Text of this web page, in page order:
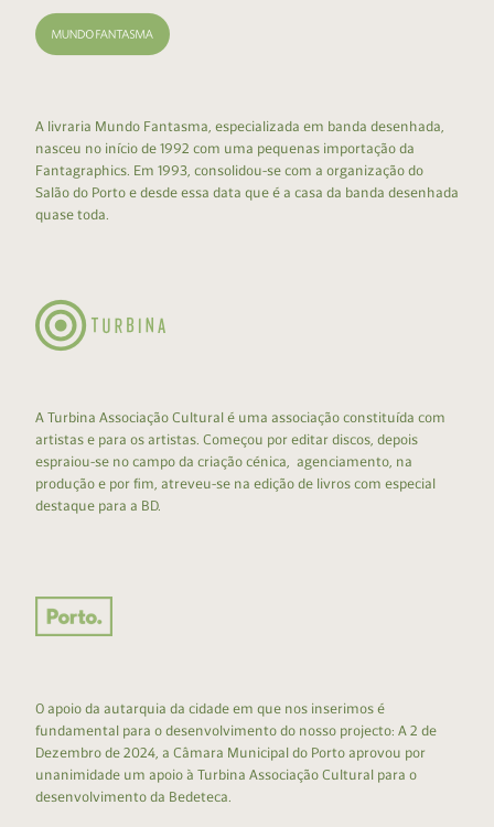
A livraria Mundo Fantasma, especializada em banda desenhada,
nasceu no início de 1992 com uma pequenas importação da
Fantagraphics. Em 1993, consolidou-se com a organização do
Salão do Porto e desde essa data que é a casa da banda desenhada
quase toda.
A Turbina Associação Cultural é uma associação constituída com
artistas e para os artistas. Começou por editar discos, depois
espraiou-se no campo da criação cénica, agenciamento, na
produção e por fim, atreveu-se na edição de livros com especial
destaque para a BD.
O apoio da autarquia da cidade em que nos inserimos é
fundamental para o desenvolvimento do nosso projecto: A 2 de
Dezembro de 2024, a Câmara Municipal do Porto aprovou por
unanimidade um apoio à Turbina Associação Cultural para o
desenvolvimento da Bedeteca.